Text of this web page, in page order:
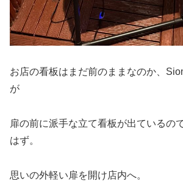
お店の看板はまだ前のままなのか、
が
扉の前に派手な立て看板が出ているの
はず。
思いの外軽い扉を開け店内へ。